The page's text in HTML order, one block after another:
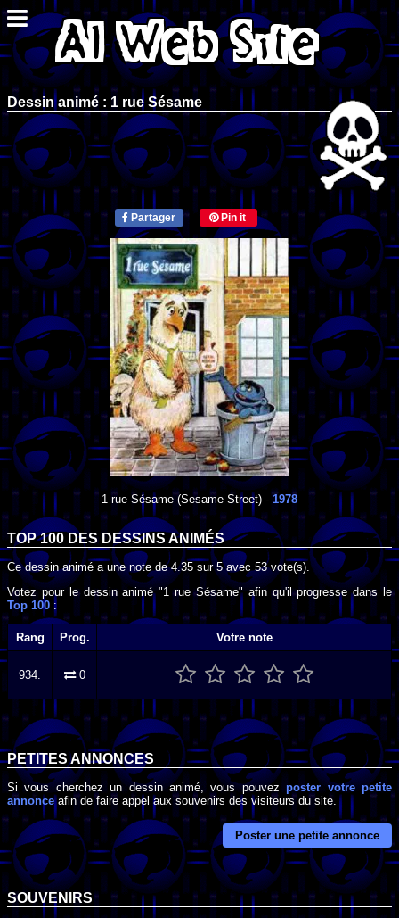
Dessin animé : 1 rue Sésame
Partager Pin it
1 rue Sésame (Sesame Street) - 1978
TOP 100 DESDESSINS ANIMÉS
Ce dessin animé a une note de4.35 sur5avec 53vote(s).
Votez pour le dessin animé "1 rue Sésame" afin qu'il progresse dans le
Top 100 :
Rang Prog. Votre note
934. 0
PETITES ANNONCES
Si vous cherchez un dessin animé, vous pouvezposter votre petite
annonceafin de faire appel aux souvenirs des visiteurs du site.
Poster une petite annonce
SOUVENIRS